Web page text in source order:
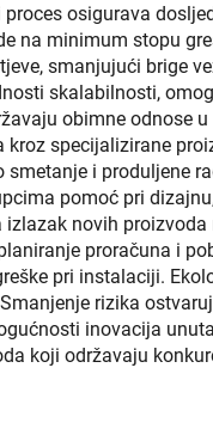
osigurava
na minimum stopu
smanjujući brige
skalabilnosti,
obimne odnose
specijalizirane
i produljene
pomoć pri
novih
proračuna i
pri instalaciji.
rizika
inovacija
koji održavaju